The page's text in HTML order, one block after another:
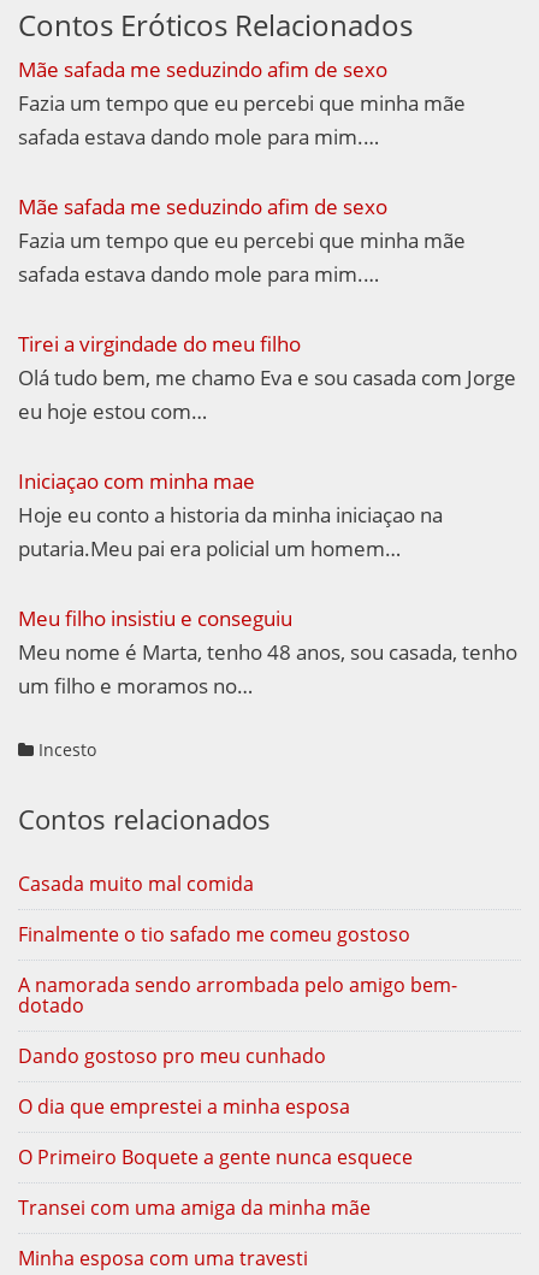
Contos Eróticos Relacionados
Mãe safada me seduzindo afim de sexo
Fazia um tempo que eu percebi que minha mãe
safada estava dando mole para mim.…
Mãe safada me seduzindo afim de sexo
Fazia um tempo que eu percebi que minha mãe
safada estava dando mole para mim.…
Tirei a virgindade do meu filho
Olá tudo bem, me chamo Eva e sou casada com Jorge
eu hoje estou com…
Iniciaçao com minha mae
Hoje eu conto a historia da minha iniciaçao na
putaria.Meu pai era policial um homem…
Meu filho insistiu e conseguiu
Meu nome é Marta, tenho 48 anos, sou casada, tenho
um filho e moramos no…
Incesto
Contos relacionados
Casada muito mal comida
Finalmente o tio safado me comeu gostoso
A namorada sendo arrombada pelo amigo bem-
dotado
Dando gostoso pro meu cunhado
O dia que emprestei a minha esposa
O Primeiro Boquete a gente nunca esquece
Transei com uma amiga da minha mãe
Minha esposa com uma travesti